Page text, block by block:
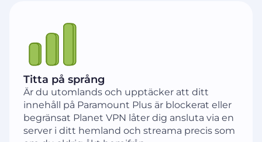
Titta på språng
Är du utomlands och upptäcker att ditt
innehåll på Paramount Plus är blockerat eller
begränsat Planet VPN låter dig ansluta via en
server i ditt hemland och streama precis som